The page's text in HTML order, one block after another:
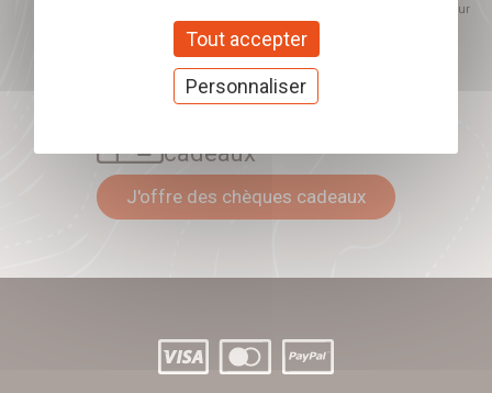
proposés. Ce choix est modifiable à tout moment et reste sans incidence sur
cadeaux
J'offre des chèques cadeaux
Tout accepter
Personnaliser